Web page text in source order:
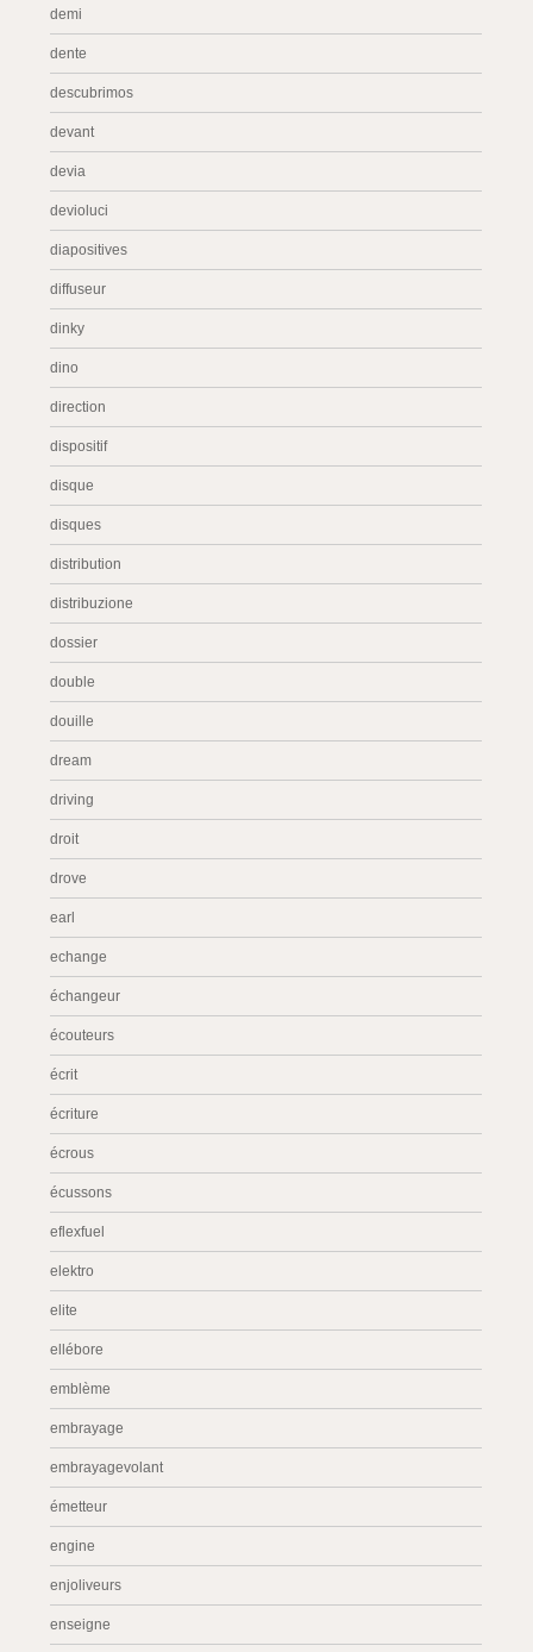
demi
dente
descubrimos
devant
devia
devioluci
diapositives
diffuseur
dinky
dino
direction
dispositif
disque
disques
distribution
distribuzione
dossier
double
douille
dream
driving
droit
drove
earl
echange
échangeur
écouteurs
écrit
écriture
écrous
écussons
eflexfuel
elektro
elite
ellébore
emblème
embrayage
embrayagevolant
émetteur
engine
enjoliveurs
enseigne